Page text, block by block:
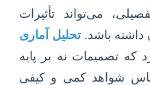
می‌تواند تأثیرات
داشته باشد. تحلیل آماری
که تصمیمات نه بر پایه
شواهد کمی و کیفی